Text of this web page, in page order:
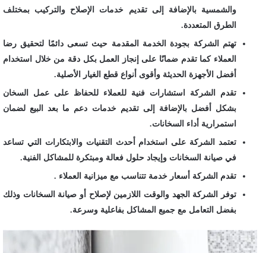
والشمسية بالإضافة إلى تقديم خدمات الإصلاح والتركيب بمختلف
الطرق المتعددة.
تهتم الشركة بجودة الخدمة المقدمة حيث تسعى دائمًا لتحقيق رضا
العملاء كما تقدم ضمانًا على إنجاز العمل بكل دقة من خلال استخدام
أفضل الأجهزة الحديثة وأقوى أنواع قطع الغيار الأصلية.
تقدم الشركة استشارات فنية للعملاء للحفاظ على عمل السخان
بشكل أفضل بالإضافة إلى تقديم خدمات دعم ما بعد البيع لضمان
استمرارية أداء السخانات.
تعتمد الشركة على استخدام أحدث التقنيات والابتكارات التي تساعد
في صيانة السخانات وإيجاد حلول فعالة ومبتكرة للمشاكل الفنية.
تقدم الشركة أسعار خدمة تتناسب مع ميزانية العملاء .
توفر الشركة الجهد والوقت اللازمين لإصلاح أو صيانة السخانات وذلك
بفضل التعامل مع جميع المشاكل بفاعلية وسرعة.